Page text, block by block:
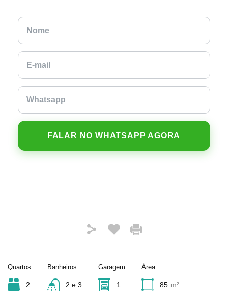
FALAR NO WHATSAPP AGORA
Quartos
2
Banheiros
2 e 3
Garagem
1
Área
85 m²